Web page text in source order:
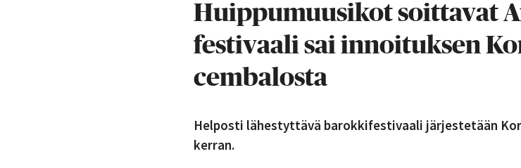
Huippumuusikot soittavat
festivaali sai innoituksen
cembalosta
Helposti lähestyttävä barokkifestivaali järjestetään
kerran.